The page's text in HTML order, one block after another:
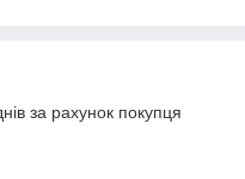
за рахунок покупця